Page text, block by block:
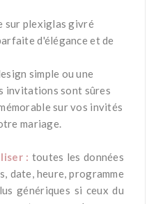
sur plexiglas givré
d'élégance et de
simple ou une
invitations sont sûres
sur vos invités
mariage.
: toutes les données
date, heure, programme
génériques si ceux du